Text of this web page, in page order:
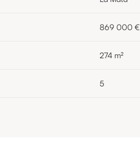
869 000 €
274 m²
5